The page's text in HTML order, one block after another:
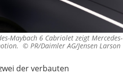
Maybach 6 Cabriolet zeigt Mercedes-
© PR/Daimler AG/Jensen Larson
der verbauten